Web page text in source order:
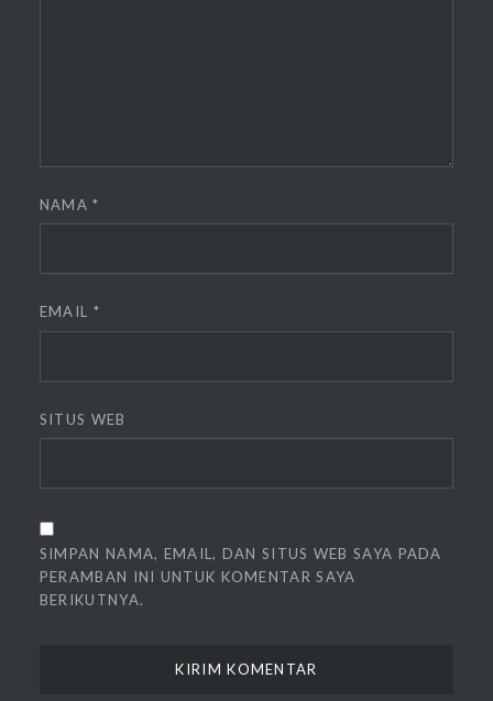
NAMA*
EMAIL *
SITUS WEB
SIMPAN NAMA, EMAIL, DAN SITUS WEB SAYA PADA
PERAMBAN INI UNTUK KOMENTAR SAYA
BERIKUTNYA.